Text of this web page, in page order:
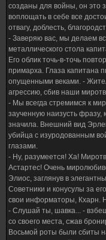
созданы для войны, он это
воплощать в себе все
отвагу, доблесть,
- Заверяю вас, мы делаем
металлического стола
Его облик точь-в-точь
примарха. Глаза капитана
опущенными веками. -
агрессию, сбив наши
- Мы всегда стремимся к
заученную наизусть фразу,
значила. Внешний вид
убийца с изуродованным
глазами.
- Ну, разумеется! Ха!
Астартес! Очень
Элиос, заглянув в
Советники и конусулы за
свои информаторы, Кхарн.
- Слушай ты, шавка... -
со своего места, сжав
Восьмой роты были сбиты